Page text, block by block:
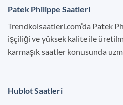
Patek Philippe Saatleri
Trendkolsaatleri.com’da Patek
işçiliği ve yüksek kalite ile
karmaşık saatler konusunda
Hublot Saatleri